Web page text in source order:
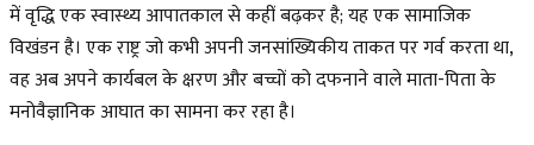
में वृद्धि एक स्वास्थ्य आपातकाल से कहीं बढ़कर है; यह एक सामाजिक
विखंडन है। एक राष्ट्र जो कभी अपनी जनसांख्यिकीय ताकत पर गर्व करता था,
वह अब अपने कार्यबल के क्षरण और बच्चों को दफनाने वाले माता-पिता के
मनोवैज्ञानिक आघात का सामना कर रहा है।